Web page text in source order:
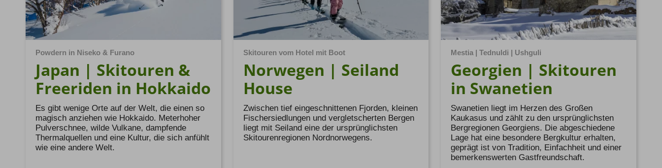
Powdern in Niseko & Furano
Japan | Skitouren &
Freeriden in Hokkaido
Es gibt wenige Orte auf der Welt, die einen so
magisch anziehen wie Hokkaido. Meterhoher
Pulverschnee, wilde Vulkane, dampfende
Thermalquellen und eine Kultur, die sich anfühlt
wie eine andere Welt.
Skitouren vom Hotel mit Boot
Norwegen | Seiland
House
Zwischen tief eingeschnittenen Fjorden, kleinen
Fischersiedlungen und vergletscherten Bergen
liegt mit Seiland eine der ursprünglichsten
Skitourenregionen Nordnorwegens.
Mestia | Tednuldi | Ushguli
Georgien | Skitouren
in Swanetien
Swanetien liegt im Herzen des Großen
Kaukasus und zählt zu den ursprünglichsten
Bergregionen Georgiens. Die abgeschiedene
Lage hat eine besondere Bergkultur erhalten,
geprägt ist von Tradition, Einfachheit und einer
bemerkenswerten Gastfreundschaft.